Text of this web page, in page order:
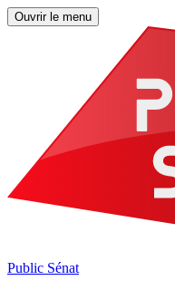
Ouvrir le menu
Public Sénat